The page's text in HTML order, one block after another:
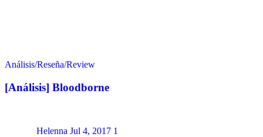
Análisis/Reseña/Review
[Análisis] Bloodborne
Helenna Jul 4, 2017 1